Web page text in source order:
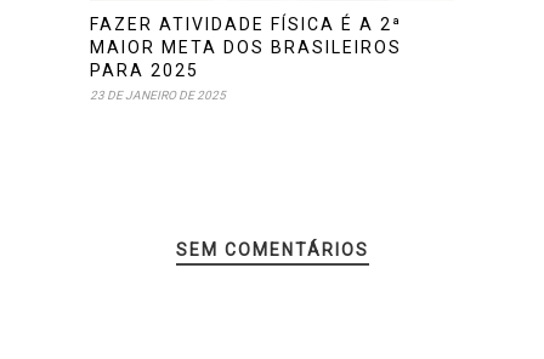
FAZER ATIVIDADE FÍSICA É A 2ª
MAIOR META DOS BRASILEIROS
PARA 2025
23 DE JANEIRO DE 2025
SEM COMENTÁRIOS